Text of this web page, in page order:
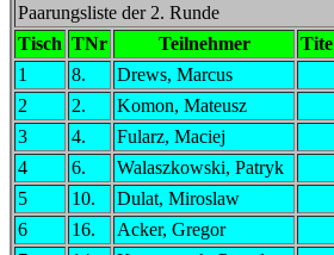
Paarungsliste der 2. Runde
Tisch TNr Teilnehmer Tite
1
8. Drews, Marcus
2
2. Komon, Mateusz
3
4. Fularz, Maciej
4
6. Walaszkowski, Patryk
5
10. Dulat, Miroslaw
6
16. Acker, Gregor